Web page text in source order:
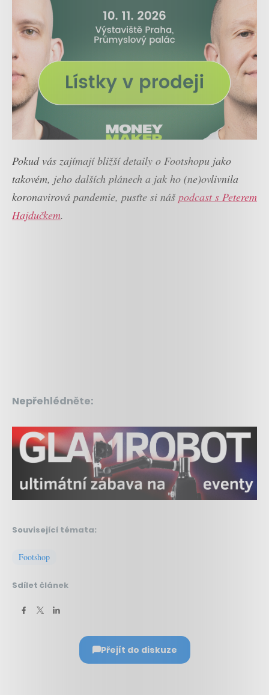
Pokud vás zajímají bližší detaily o Footshopu jako
takovém, jeho dalších plánech a jak ho (ne)ovlivnila
koronavirová pandemie, pusťte si nášpodcast s Peterem
Hajdučkem.
Nepřehlédněte:
Související témata:
Footshop
Sdílet článek
Přejít do diskuze